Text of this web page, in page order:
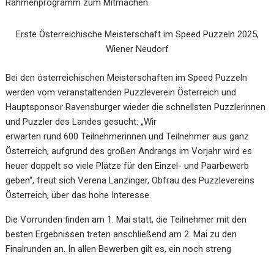
Rahmenprogramm zum Mitmachen.
Erste Österreichische Meisterschaft im Speed Puzzeln 2025,
Wiener Neudorf
Bei den österreichischen Meisterschaften im Speed Puzzeln
werden vom veranstaltenden Puzzleverein Österreich und
Hauptsponsor Ravensburger wieder die schnellsten Puzzlerinnen
und Puzzler des Landes gesucht: „Wir
erwarten rund 600 Teilnehmerinnen und Teilnehmer aus ganz
Österreich, aufgrund des großen Andrangs im Vorjahr wird es
heuer doppelt so viele Plätze für den Einzel- und Paarbewerb
geben“, freut sich Verena Lanzinger, Obfrau des Puzzlevereins
Österreich, über das hohe Interesse.
Die Vorrunden finden am 1. Mai statt, die Teilnehmer mit den
besten Ergebnissen treten anschließend am 2. Mai zu den
Finalrunden an. In allen Bewerben gilt es, ein noch streng